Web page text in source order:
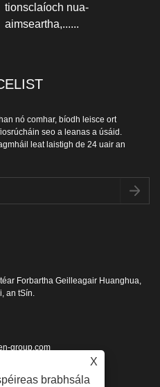
tionsclaíoch nua-
aimseartha,......
nó comhar, bíodh leisce ort
seo a leanas a úsáid.
leat laistigh de 24 uair an
Forbartha Geilleagair Huanghua,
an tSín.
group.com
X
brabhsála